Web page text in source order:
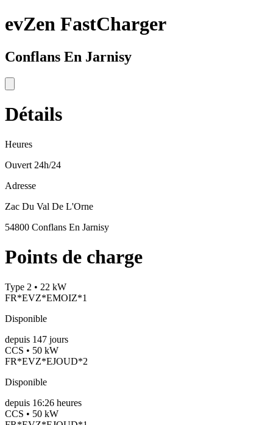
evZen FastCharger
Conflans En Jarnisy
Détails
Heures
Ouvert 24h/24
Adresse
Zac Du Val De L'Orne
54800 Conflans En Jarnisy
Points de charge
Type 2 • 22 kW
FR*EVZ*EMOIZ*1
Disponible
depuis 147 jours
CCS • 50 kW
FR*EVZ*EJOUD*2
Disponible
depuis 16:26 heures
CCS • 50 kW